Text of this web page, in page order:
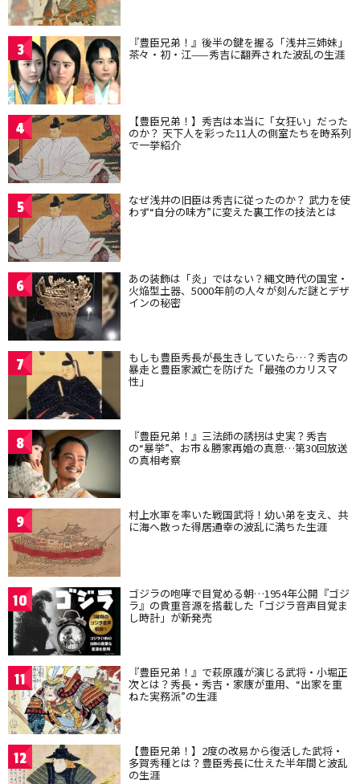
3 『豊臣兄弟！』後半の鍵を握る「浅井三姉妹」
茶々・初・江——秀吉に翻弄された波乱の生涯
4 【豊臣兄弟！】秀吉は本当に「女狂い」だった
のか？ 天下人を彩った11人の側室たちを時系列
で一挙紹介
5 なぜ浅井の旧臣は秀吉に従ったのか？ 武力を使
わず“自分の味方”に変えた裏工作の技法とは
6 あの装飾は「炎」ではない？縄文時代の国宝・
火焔型土器、5000年前の人々が刻んだ謎とデザ
インの秘密
7 もしも豊臣秀長が長生きしていたら…？秀吉の
暴走と豊臣家滅亡を防げた「最強のカリスマ
性」
8 『豊臣兄弟！』三法師の誘拐は史実？秀吉
の“暴挙”、お市＆勝家再婚の真意…第30回放送
の真相考察
9 村上水軍を率いた戦国武将！幼い弟を支え、共
に海へ散った得居通幸の波乱に満ちた生涯
10 ゴジラの咆哮で目覚める朝…1954年公開『ゴジ
ラ』の貴重音源を搭載した「ゴジラ音声目覚ま
し時計」が新発売
11 『豊臣兄弟！』で萩原護が演じる武将・小堀正
次とは？秀長・秀吉・家康が重用、“出家を重
ねた実務派”の生涯
12 【豊臣兄弟！】2度の改易から復活した武将・
多賀秀種とは？豊臣秀長に仕えた半年間と波乱
の生涯